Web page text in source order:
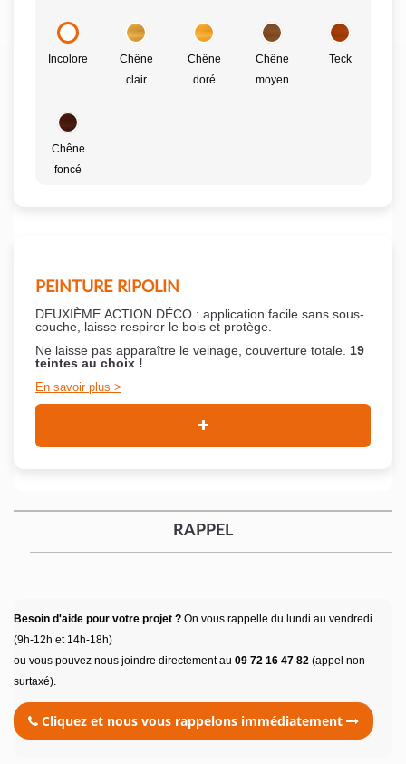
Incolore
Chêne
clair
Chêne
doré
Chêne
moyen
Teck
Chêne
foncé
PEINTURE RIPOLIN
DEUXIÈME ACTION DÉCO : application facile sans sous-
couche, laisse respirer le bois et protège.
Ne laisse pas apparaître le veinage, couverture totale. 19
teintes au choix !
En savoir plus
RAPPEL
Besoin d'aide pour votre projet ? On vous rappelle du lundi au vendredi
(9h-12h et 14h-18h)
ou vous pouvez nous joindre directement au 09 72 16 47 82 (appel non
surtaxé).
Cliquez et nous vous rappelons immédiatement